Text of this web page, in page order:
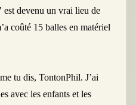
devenu un vrai lieu de
coûté 15 balles en matériel
tu dis, TontonPhil. J’ai
avec les enfants et les